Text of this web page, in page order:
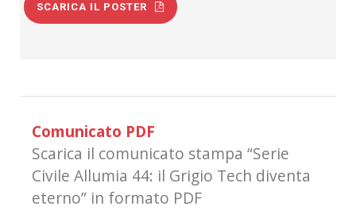
SCARICA IL POSTER
Comunicato PDF
Scarica il comunicato stampa “Serie
Civile Allumia 44: il Grigio Tech diventa
eterno” in formato PDF